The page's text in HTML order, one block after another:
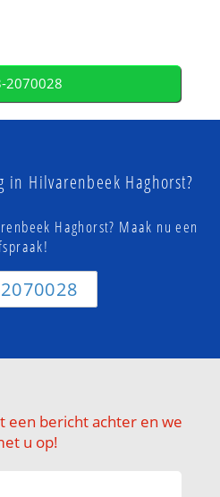
2070028
in Hilvarenbeek Haghorst?
Haghorst? Maak nu een
een bericht achter en we
u op!